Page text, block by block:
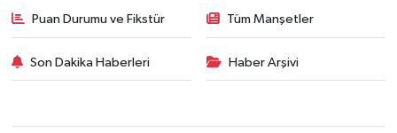
Puan Durumu ve Fikstür Tüm Manşetler
Son Dakika Haberleri Haber Arşivi